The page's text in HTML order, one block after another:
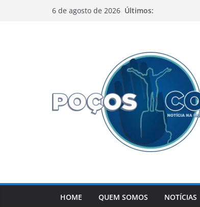
6 de agosto de 2026 Últimos:
HOME QUEM SOMOS NOTÍCIAS